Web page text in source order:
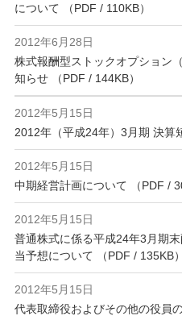
について （PDF / 110KB）
2012年6月28日
株式報酬型ストックオプション
知らせ （PDF / 144KB）
2012年5月15日
2012年（平成24年）3月期 決算
2012年5月15日
中期経営計画について （PDF /
2012年5月15日
普通株式に係る平成24年3月期
当予想について （PDF / 135KB）
2012年5月15日
代表取締役およびその他の役員